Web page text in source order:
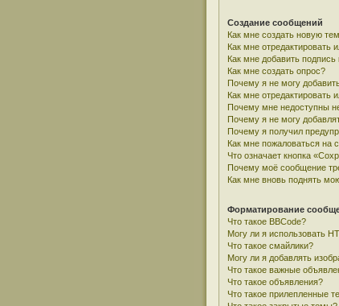
Создание сообщений
Как мне создать новую
Как мне отредактировать
Как мне добавить
Как мне создать опрос?
Почему я не могу
Как мне отредактировать
Почему мне недоступны
Почему я не могу
Почему я получил
Как мне пожаловаться на
Что означает кнопка
Почему моё сообщение
Как мне вновь поднять
Форматирование
Что такое BBCode?
Могу ли я использовать
Что такое смайлики?
Могу ли я добавлять
Что такое важные
Что такое объявления?
Что такое прилепленные